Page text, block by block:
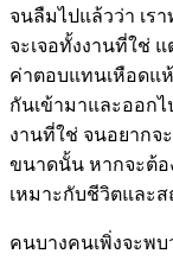
จนลืมไปแล้วว่า เรา
จะเจอทั้งงานที่ใช่
ค่าตอบแทนเหือดแ
กันเข้ามาและออกไ
งานที่ใช่ จนอยากจะ
ขนาดนั้น หากจะต้
เหมาะกับชีวิตและ
คนบางคนเพิ่งจะพบ